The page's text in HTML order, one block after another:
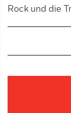
Rock und die